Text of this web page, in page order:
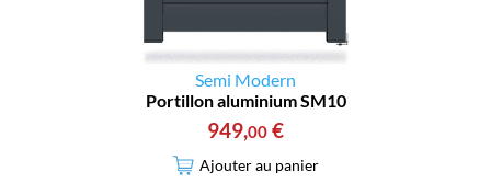
Semi Modern
Portillon aluminium SM10
949,00 €
Ajouter au panier